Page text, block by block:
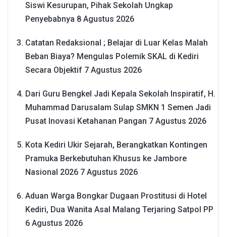
Siswi Kesurupan, Pihak Sekolah Ungkap
Penyebabnya 8 Agustus 2026
Catatan Redaksional ; Belajar di Luar Kelas Malah
Beban Biaya? Mengulas Polemik SKAL di Kediri
Secara Objektif 7 Agustus 2026
Dari Guru Bengkel Jadi Kepala Sekolah Inspiratif, H.
Muhammad Darusalam Sulap SMKN 1 Semen Jadi
Pusat Inovasi Ketahanan Pangan 7 Agustus 2026
Kota Kediri Ukir Sejarah, Berangkatkan Kontingen
Pramuka Berkebutuhan Khusus ke Jambore
Nasional 2026 7 Agustus 2026
Aduan Warga Bongkar Dugaan Prostitusi di Hotel
Kediri, Dua Wanita Asal Malang Terjaring Satpol PP
6 Agustus 2026